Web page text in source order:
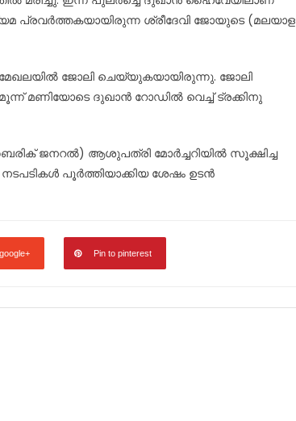
പ്രവർത്തകയായിരുന്ന ശ്രീദേവി ജോയുടെ (മലയാള
മേഖലയിൽ ജോലി ചെയ്യുകയായിരുന്നു. ജോലി
മണിയോടെ ദുഖാൻ റോഡിൽ വെച്ച് ട്രക്കിനു
ജനറൽ) ആശുപത്രി മോർച്ചറിയിൽ സൂക്ഷിച്ച
പൂർത്തിയാക്കിയ ശേഷം ഉടൻ
Pin to pinterest